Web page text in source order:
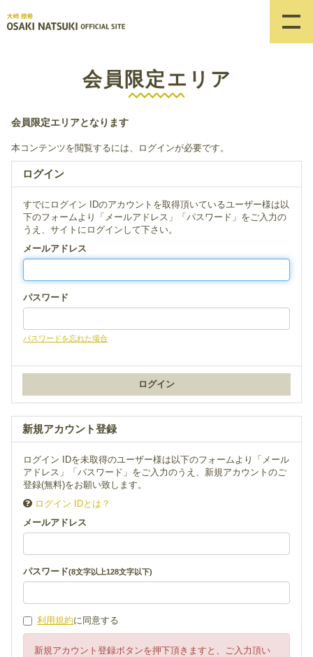
会員限定エリア
会員限定エリアとなります
本コンテンツを閲覧するには、ログインが必要です。
ログイン
すでにログイン IDのアカウントを取得頂いているユーザー様は以
下のフォームより「メールアドレス」「パスワード」をご入力の
うえ、サイトにログインして下さい。
メールアドレス
パスワード
パスワードを忘れた場合
新規アカウント登録
ログイン IDを未取得のユーザー様は以下のフォームより「メール
アドレス」「パスワード」をご入力のうえ、新規アカウントのご
登録(無料)をお願い致します。
ログイン IDとは？
メールアドレス
パスワード(8文字以上128文字以下)
利用規約に同意する
新規アカウント登録ボタンを押下頂きますと、ご入力頂い